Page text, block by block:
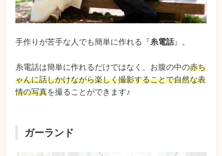
手作りが苦手な人でも簡単に作れる『糸電話』。
糸電話は簡単に作れるだけではなく、お腹の中の赤ち
ゃんに話しかけながら楽しく撮影することで自然な表
情の写真を撮ることができます♪
ガーランド